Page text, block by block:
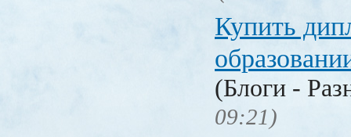
Купить
(Блоги -
09:21)